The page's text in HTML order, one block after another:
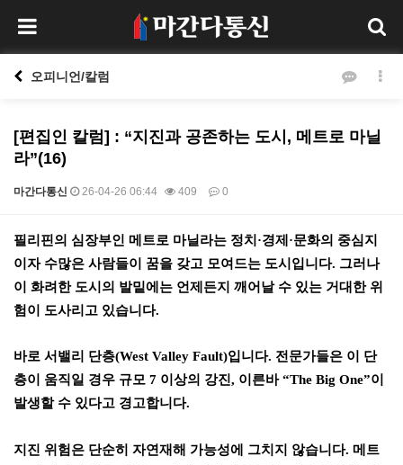
오피니언/칼럼
[편집인 칼럼] : “지진과 공존하는 도시, 메트로 마닐
라”(16)
마간다통신 26-04-26 06:44 409 0
본문
필리핀의 심장부인 메트로 마닐라는 정치 ·경제 ·문화의 중심지
이자 수많은 사람들이 꿈을 갖고 모여드는 도시입니다. 그러나
이 화려한 도시의 발밑에는 언제든지 깨어날 수 있는 거대한 위
험이 도사리고 있습니다.
바로 서밸리 단층(West Valley Fault)입니다. 전문가들은 이 단
층이 움직일 경우 규모 7 이상의 강진, 이른바“The Big One”이
발생할 수 있다고 경고합니다.
지진 위험은 단순히 자연재해 가능성에 그치지 않습니다. 메트